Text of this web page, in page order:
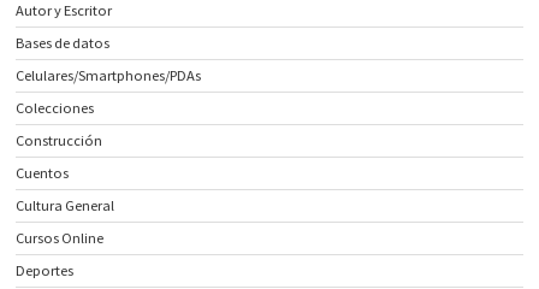
Autor y Escritor
Bases de datos
Celulares/Smartphones/PDAs
Colecciones
Construcción
Cuentos
Cultura General
Cursos Online
Deportes